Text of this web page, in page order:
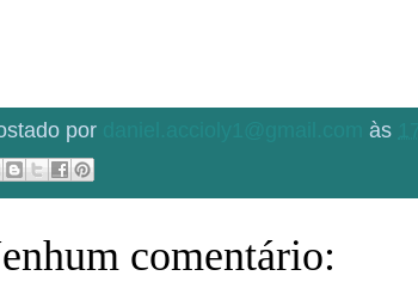
por às
comentário: